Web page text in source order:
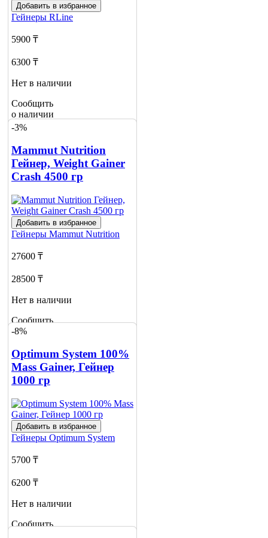
Добавить в избранное
Гейнеры RLine
5900 ₸
6300 ₸
Нет в наличии
Сообщить
о наличии
2
-3%
Mammut Nutrition
Гейнер, Weight Gainer
Crash 4500 гр
Добавить в избранное
Гейнеры Mammut Nutrition
27600 ₸
28500 ₸
Нет в наличии
Сообщить
о наличии
-8%
Optimum System 100%
Mass Gainer, Гейнер
1000 гр
Добавить в избранное
Гейнеры Optimum System
5700 ₸
6200 ₸
Нет в наличии
Сообщить